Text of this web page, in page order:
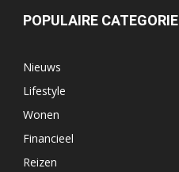
POPULAIRE CATEGORIE
Nieuws
Lifestyle
Wonen
Financieel
Reizen